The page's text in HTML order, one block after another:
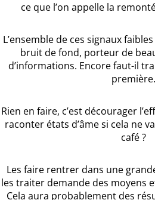
ce que l’on appelle la
L’ensemble de ces signaux
bruit de fond, porteur de
d’informations. Encore faut-il
première.
Rien en faire, c’est décourager
raconter états d’âme si cela ne
café ?
Les faire rentrer dans une
les traiter demande des moyens
Cela aura probablement des